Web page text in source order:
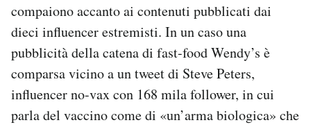
compaiono accanto ai contenuti pubblicati dai
dieci influencer estremisti. In un caso una
pubblicità della catena di fast-food Wendy’s è
comparsa vicino a un tweet di Steve Peters,
influencer no-vax con 168 mila follower, in cui
parla del vaccino come di «un’arma biologica» che